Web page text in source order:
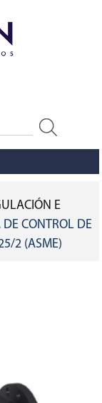
E
CONTROL DE
2 (ASME)